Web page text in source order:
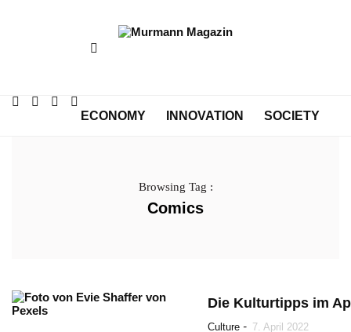
ECONOMY INNOVATION SOCIETY
Browsing Tag :
Comics
Die Kulturtipps im
Culture - 7. April 2022